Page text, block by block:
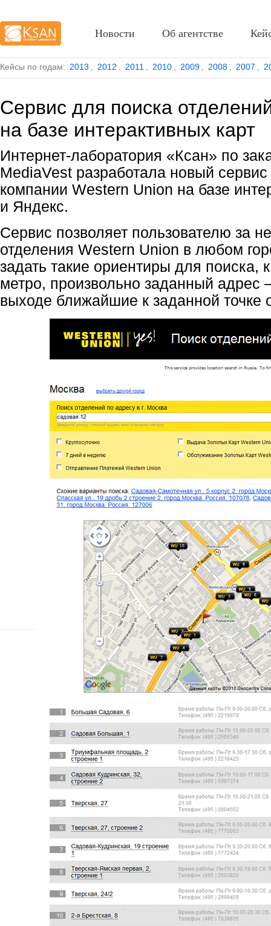
Кейсы по годам: 2013 2012 2011 2010 2009 2008 2007
Сервис для поиска
на базе интерактивных карт
Интернет-лаборатория «Ксан» по
MediaVest разработала новый
компании Western Union на базе
и Яндекс.
Сервис позволяет пользователю за
отделения Western Union в любом
задать такие ориентиры для поиска,
метро, произвольно заданный адрес
выходе ближайшие к заданной точке
Новости Об агентстве